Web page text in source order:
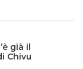
già il
Chivu